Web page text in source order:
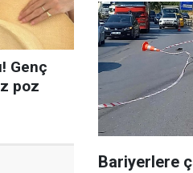
Bariyerlere